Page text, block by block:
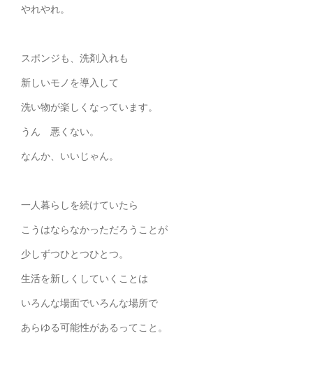
やれやれ。
スポンジも、洗剤入れも
新しいモノを導入して
洗い物が楽しくなっています。
うん 悪くない。
なんか、いいじゃん。
一人暮らしを続けていたら
こうはならなかっただろうことが
少しずつひとつひとつ。
生活を新しくしていくことは
いろんな場面でいろんな場所で
あらゆる可能性があるってこと。